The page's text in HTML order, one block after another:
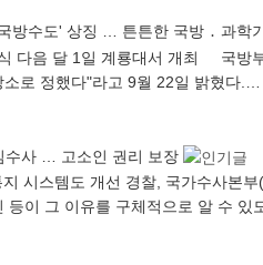
방수도' 상징 … 튼튼한 국방 ․ 과학
다음 달 1일 계룡대서 개최 국방
로 정했다"라고 9월 22일 밝혔다.…
수사 … 고소인 권리 보장
시스템도 개선 경찰, 국가수사본
등이 그 이유를 구체적으로 알 수